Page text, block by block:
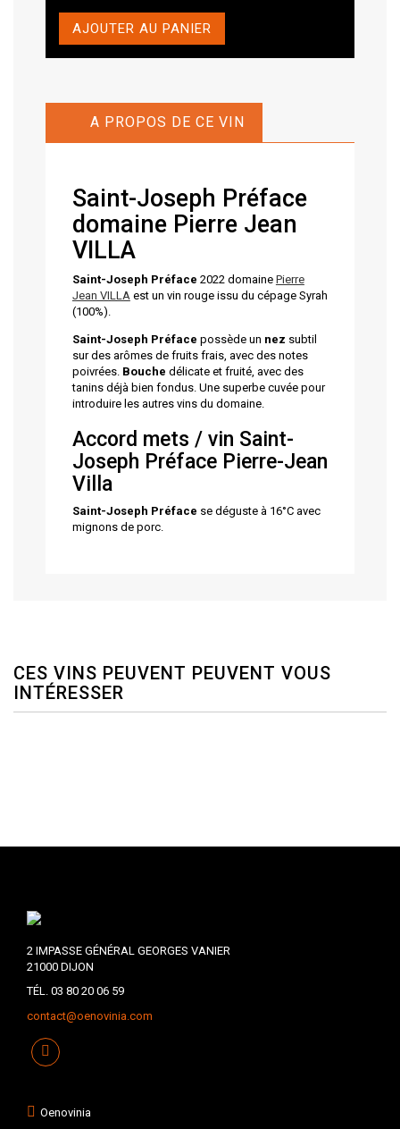
AJOUTER AU PANIER
A PROPOS DE CE VIN
Saint-Joseph Préface
domaine Pierre Jean
VILLA
Saint-Joseph Préface 2022 domaine Pierre
Jean VILLAest un vin rouge issu du cépage Syrah
(100%).
Saint-Joseph Préface possède un nez subtil
sur des arômes de fruits frais, avec des notes
poivrées. Bouche délicate et fruité, avec des
tanins déjà bien fondus. Une superbe cuvée pour
introduire les autres vins du domaine.
Accord mets / vin Saint-
Joseph Préface Pierre-Jean
Villa
Saint-Joseph Préface se déguste à 16°C avec
mignons de porc.
CES VINS PEUVENT PEUVENT VOUS
INTÉRESSER
2 IMPASSE GÉNÉRAL GEORGES VANIER
21000 DIJON
TÉL. 03 80 20 06 59
contact@oenovinia.com
Oenovinia